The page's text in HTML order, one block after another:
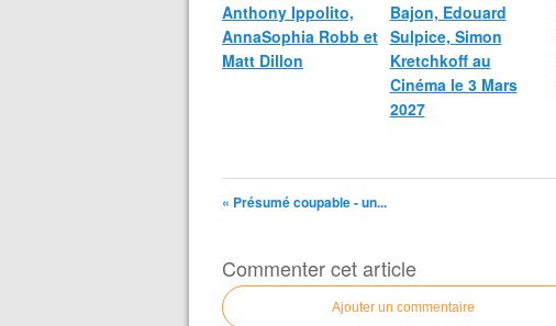
Anthony Ippolito,
AnnaSophia Robb et
Matt Dillon
Bajon, Edouard
Sulpice, Simon
Kretchkoff au
Cinéma le 3 Mars
2027
« Présumé coupable - un...
Commenter cet article
Ajouter un commentaire